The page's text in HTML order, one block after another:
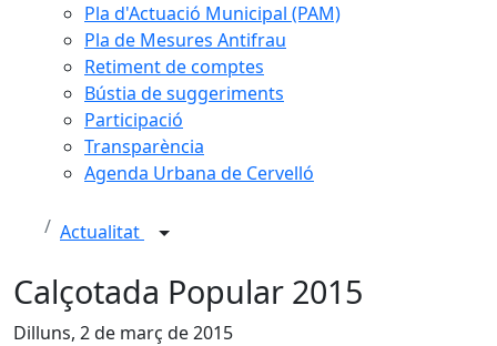
Pla d'Actuació Municipal (PAM)
Pla de Mesures Antifrau
Retiment de comptes
Bústia de suggeriments
Participació
Transparència
Agenda Urbana de Cervelló
Actualitat
Calçotada Popular 2015
Dilluns, 2 de març de 2015